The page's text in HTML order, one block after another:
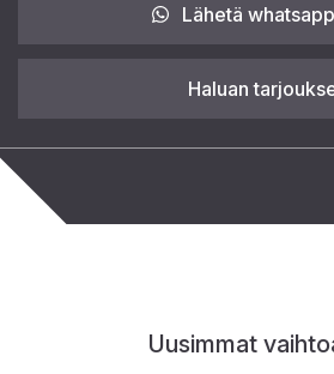
Lähetä
Haluan
Uusimmat